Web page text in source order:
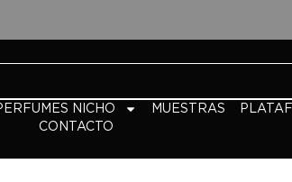
NICHO MUESTRAS
CONTACTO